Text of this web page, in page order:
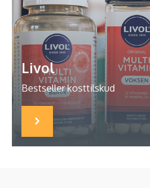
Livol
Bestseller kosttilskud